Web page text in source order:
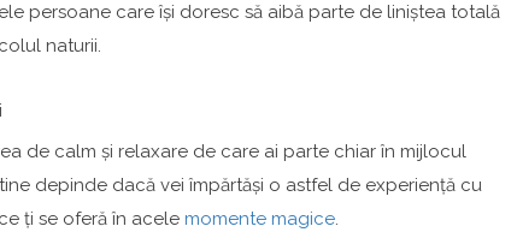
persoane care își doresc să aibă parte de liniștea totală
naturii.
de calm și relaxare de care ai parte chiar în mijlocul
depinde dacă vei împărtăși o astfel de experiență cu
ți se oferă în acele momente magice.